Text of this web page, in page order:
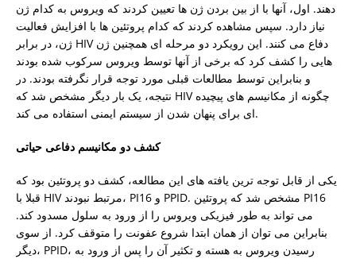
دهند. اول، آنها با از بین بردن ژن ها تعیین کردند که ویروس به کدام ژن
نیاز دارد. سپس مشاهده کردند که کدام پروتئین ها با افزایش فعالیت
ژن، در برابر HIV دفاع می کنند. این رویکرد دو مرحله ای همچنین ژن
هایی را کشف کرد که برخی از آنها توسط ویروس سرکوب شده بودند
و بنابراین توسط مطالعات قبلی مورد توجه قرار نگرفته بودند. در
نتیجه، یک بار دیگر مشخص شد که HIV چگونه از مکانیسم های پیچیده
ای برای پنهان شدن از سیستم ایمنی استفاده می کند.
کشف دو مکانیسم دفاعی حیاتی
یکی از قابل توجه ترین یافته های این مطالعه، کشف دو پروتئین بود که
قبلا با HIV مرتبط نبودند، PI16 و PPID. مشخص شد که پروتئین PI16
می تواند به طور فیزیکی ویروس را از ورود به سلول مسدود کند.
بنابراین می توان از همان ابتدا شروع عفونت را متوقف کرد. از سوی
دیگر، PPID، رسیدن ویروس به هسته و تکثیر آن را پس از ورود به